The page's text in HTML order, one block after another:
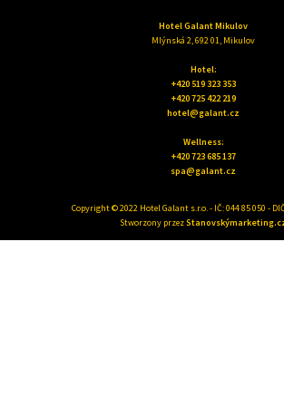
Hotel Galant Mikulov
Mlýnská 2, 692 01, Mikulov
Hotel:
+420 519 323 353
+420 725 422 219
hotel@galant.cz
Wellness:
+420 723 685 137
spa@galant.cz
Copyright © 2022 Hotel Galant s.r.o. - IČ: 044 85 050 -
Stworzony przez